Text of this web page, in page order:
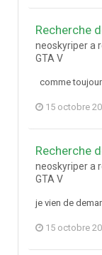
Recherche
neoskyriper a
GTA V
comme
15 octobre
Recherche
neoskyriper a
GTA V
je vien de
15 octobre